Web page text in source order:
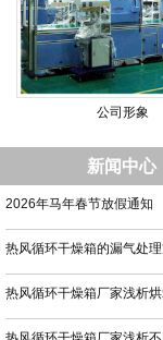
公司形象
新闻中心
2026年马年春节放假通知
热风循环干燥箱的漏气处
热风循环干燥箱厂家浅析